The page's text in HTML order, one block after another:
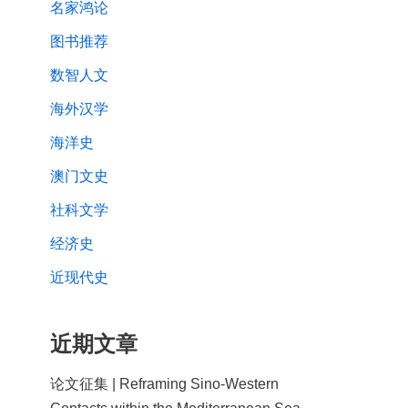
名家鸿论
图书推荐
数智人文
海外汉学
海洋史
澳门文史
社科文学
经济史
近现代史
近期文章
论文征集 | Reframing Sino-Western